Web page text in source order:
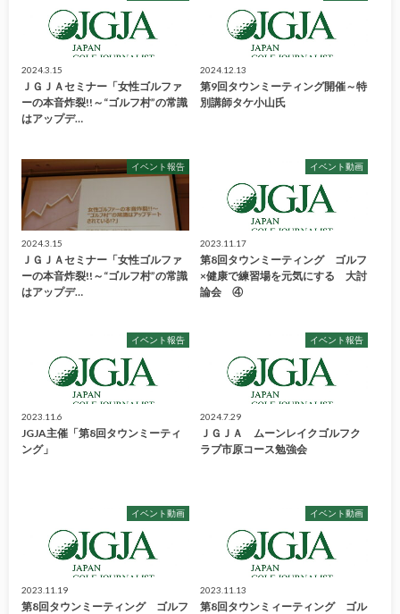
2024.3.15
ＪＧＪＡセミナー「女性ゴルファ
ーの本音炸裂!!～“ゴルフ村”の常識
はアップデ…
2024.12.13
第9回タウンミーティング開催～特
別講師タケ小山氏
イベント報告
2024.3.15
ＪＧＪＡセミナー「女性ゴルファ
ーの本音炸裂!!～“ゴルフ村”の常識
はアップデ…
イベント動画
2023.11.17
第8回タウンミーティング ゴルフ
×健康で練習場を元気にする 大討
論会 ④
イベント報告
2023.11.6
JGJA主催「第8回タウンミーティ
ング」
イベント報告
2024.7.29
ＪＧＪＡ ムーンレイクゴルフク
ラブ市原コース勉強会
イベント動画
2023.11.19
第8回タウンミーティング ゴルフ
イベント動画
2023.11.13
第8回タウンミィーティング ゴル